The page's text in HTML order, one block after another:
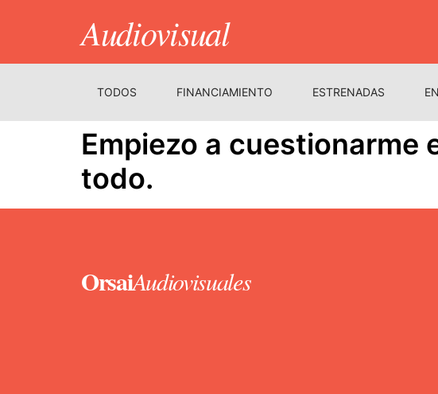
Audiovisual
TODOS FINANCIAMIENTO ESTRENADAS
Empiezo a cuestionarme
todo.
OrsaiAudiovisuales